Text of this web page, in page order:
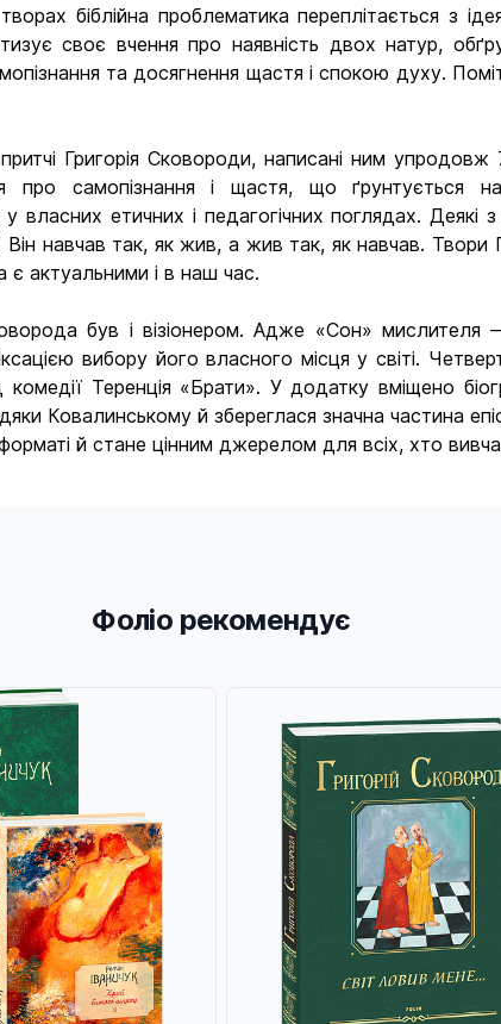
біблійна проблематика переплітається з
своє вчення про наявність двох натур,
та досягнення щастя і спокою духу.
Григорія Сковороди, написані ним
про самопізнання і щастя, що ґрунтується на
етичних і педагогічних поглядах. Деякі
навчав так, як жив, а жив так, як навчав. Твори
є актуальними і в наш час.
був і візіонером. Адже «Сон»
вибору його власного місця у світі.
Теренція «Брати». У додатку вміщено
Ковалинському й збереглася значна частина
й стане цінним джерелом для всіх, хто
Фоліо рекомендує